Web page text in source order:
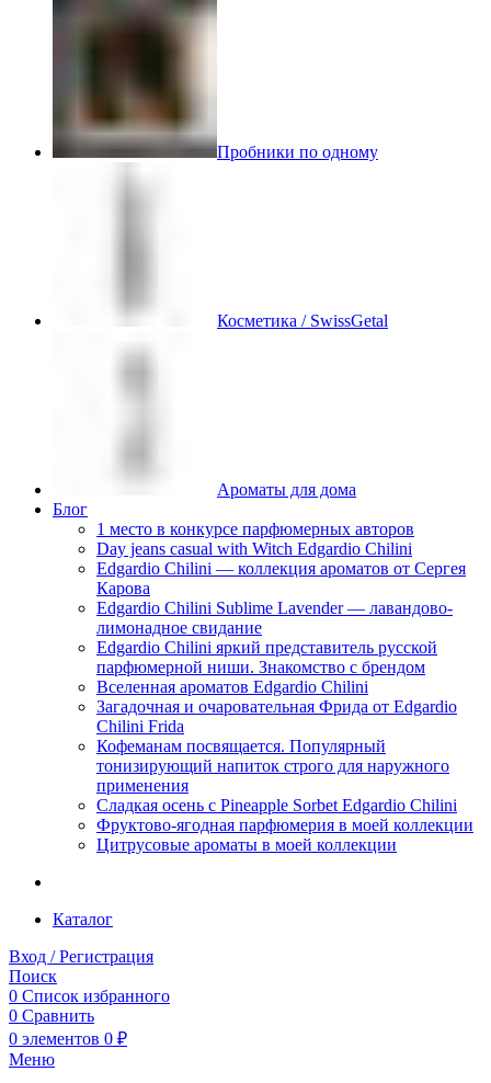
Пробники по одному
Косметика / SwissGetal
Ароматы для дома
Блог
1 место в конкурсе парфюмерных авторов
Day jeans casual with Witch Edgardio Chilini
Edgardio Chilini — коллекция ароматов от Сергея
Карова
Edgardio Chilini Sublime Lavender — лавандово-
лимонадное свидание
Edgardio Chilini яркий представитель русской
парфюмерной ниши. Знакомство с брендом
Вселенная ароматов Edgardio Chilini
Загадочная и очаровательная Фрида от Edgardio
Chilini Frida
Кофеманам посвящается. Популярный
тонизирующий напиток строго для наружного
применения
Сладкая осень с Pineapple Sorbet Edgardio Chilini
Фруктово-ягодная парфюмерия в моей коллекции
​Цитрусовые ароматы в моей коллекции
Каталог
Вход / Регистрация
Поиск
0 Список избранного
0 Сравнить
0 элементов 0 ₽
Меню